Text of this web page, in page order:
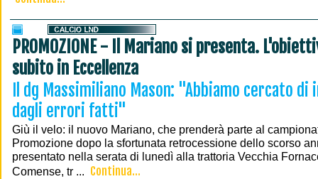
PROMOZIONE - Il Mariano si presenta.
subito in Eccellenza
Il dg Massimiliano Mason: "Abbiamo cercato di
dagli errori fatti"
Giù il velo: il nuovo Mariano, che prenderà parte al
Promozione dopo la sfortunata retrocessione dello scorso
presentato nella serata di lunedì alla trattoria Vecchia
Comense, tr ... Continua...